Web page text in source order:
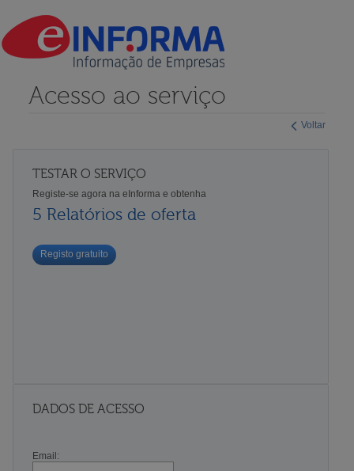
Voltar
Acesso ao serviço
TESTAR O SERVIÇO
Registe-se agora na eInforma e obtenha
5 Relatórios de oferta
Registo gratuito
DADOS DE ACESSO
Email: